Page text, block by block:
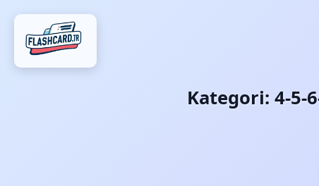
Kategori: 4-5-